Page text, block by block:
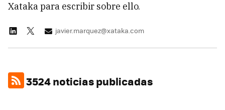
Xataka para escribir sobre ello.
javier.marquez@xataka.com
3524 noticias publicadas